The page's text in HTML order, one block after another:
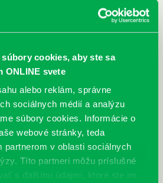
cookies, aby ste sa
ONLINE svete
alebo reklám, správne
sociálnych médií a analýzu
súbory cookies. Informácie o
webové stránky, teda
partnerom v oblasti sociálnych
Títo partneri môžu príslušné
s ďalšími údajmi, ktoré ste im